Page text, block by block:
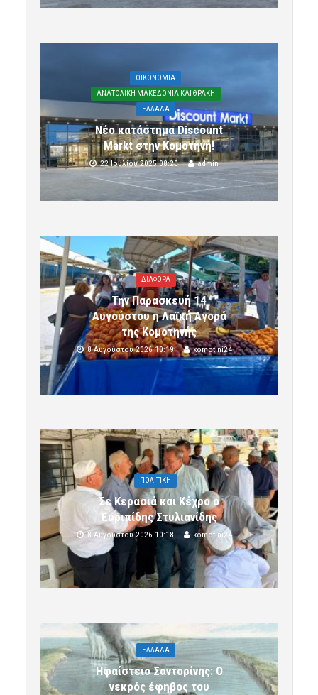
OIKONOMIA
ΑΝΑΤΟΛΙΚΗ ΜΑΚΕΔΟΝΙΑ ΚΑΙ ΘΡΑΚΗ
ΕΛΛΑΔΑ
Νέο κατάστημα Discount
Markt στην Κομοτηνή!
22 Ιουλίου 2025 08:20 admin
ΔΙΑΦΟΡΑ
Την Παρασκευή 14
Αυγούστου η Λαϊκή Αγορά
της Κομοτηνής
8 Αυγούστου 2026 10:19 komotini24
ΠΟΛΙΤΙΚΗ
Σε Κερασιά και Κέχρο ο
Ευριπίδης Στυλιανίδης
8 Αυγούστου 2026 10:18 komotini24
ΕΛΛΑΔΑ
Ηφαίστειο Σαντορίνης: Ο
νεκρός έφηβος του